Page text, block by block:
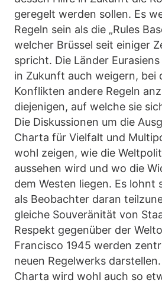
geregelt werden sollen. Es
Regeln sein als die „Rules
welcher Brüssel seit einiger
spricht. Die Länder
in Zukunft auch weigern, bei
Konflikten andere Regeln
diejenigen, auf welche sie
Die Diskussionen um die
Charta für Vielfalt und
wohl zeigen, wie die
aussehen wird und wo die
dem Westen liegen. Es lohnt
als Beobachter daran
gleiche Souveränität von
Respekt gegenüber der
Francisco 1945 werden
neuen Regelwerks
Charta wird wohl auch so